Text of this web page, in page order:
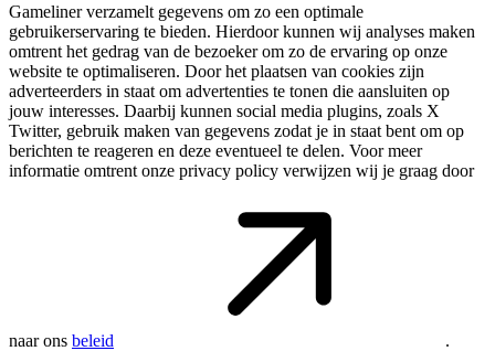
Gameliner verzamelt gegevens om zo een optimale
gebruikerservaring te bieden. Hierdoor kunnen wij analyses maken
omtrent het gedrag van de bezoeker om zo de ervaring op onze
website te optimaliseren. Door het plaatsen van cookies zijn
adverteerders in staat om advertenties te tonen die aansluiten op
jouw interesses. Daarbij kunnen social media plugins, zoals X
Twitter, gebruik maken van gegevens zodat je in staat bent om op
berichten te reageren en deze eventueel te delen. Voor meer
informatie omtrent onze privacy policy verwijzen wij je graag door
naar ons beleid .